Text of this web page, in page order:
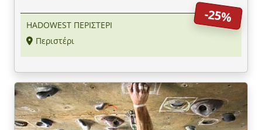
-25%
HADOWEST ΠΕΡΙΣΤΕΡΙ
Περιστέρι